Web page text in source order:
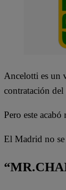
Ancelotti es un
contratación
Pero este
El Madrid no